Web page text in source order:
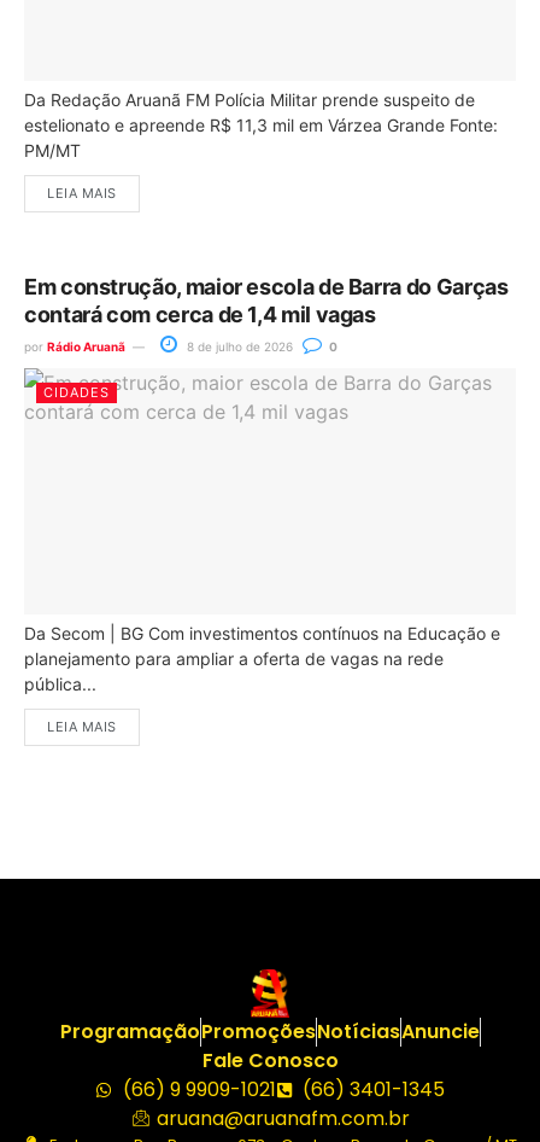
Da Redação Aruanã FM Polícia Militar prende suspeito de
estelionato e apreende R$ 11,3 mil em Várzea Grande Fonte:
PM/MT
LEIA MAIS
Em construção, maior escola de Barra do Garças
contará com cerca de 1,4 mil vagas
por Rádio Aruanã 8 de julho de 2026 0
CIDADES
Da Secom | BG Com investimentos contínuos na Educação e
planejamento para ampliar a oferta de vagas na rede
pública...
LEIA MAIS
ProgramaçãoPromoçõesNotíciasAnuncie
Fale Conosco
(66) 9 9909-1021
(66) 3401-1345
aruana@aruanafm.com.br